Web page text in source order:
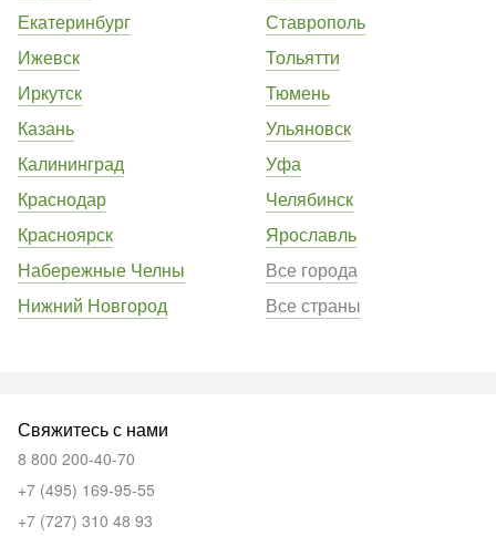
Екатеринбург
Ижевск
Иркутск
Казань
Калининград
Краснодар
Красноярск
Набережные Челны
Нижний Новгород
Ставрополь
Тольятти
Тюмень
Ульяновск
Уфа
Челябинск
Ярославль
Все города
Все страны
Свяжитесь с нами
8 800 200-40-70
+7 (495) 169-95-55
+7 (727) 310 48 93